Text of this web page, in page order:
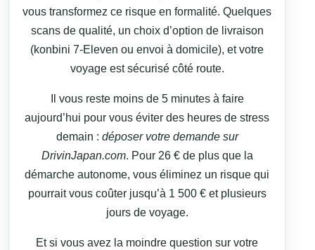
vous transformez ce risque en formalité. Quelques
scans de qualité, un choix d’option de livraison
(konbini 7‑Eleven ou envoi à domicile), et votre
voyage est sécurisé côté route.
Il vous reste moins de 5 minutes à faire
aujourd’hui pour vous éviter des heures de stress
demain : déposer votre demande sur
DrivinJapan.com. Pour 26 € de plus que la
démarche autonome, vous éliminez un risque qui
pourrait vous coûter jusqu’à 1 500 € et plusieurs
jours de voyage.
Et si vous avez la moindre question sur votre